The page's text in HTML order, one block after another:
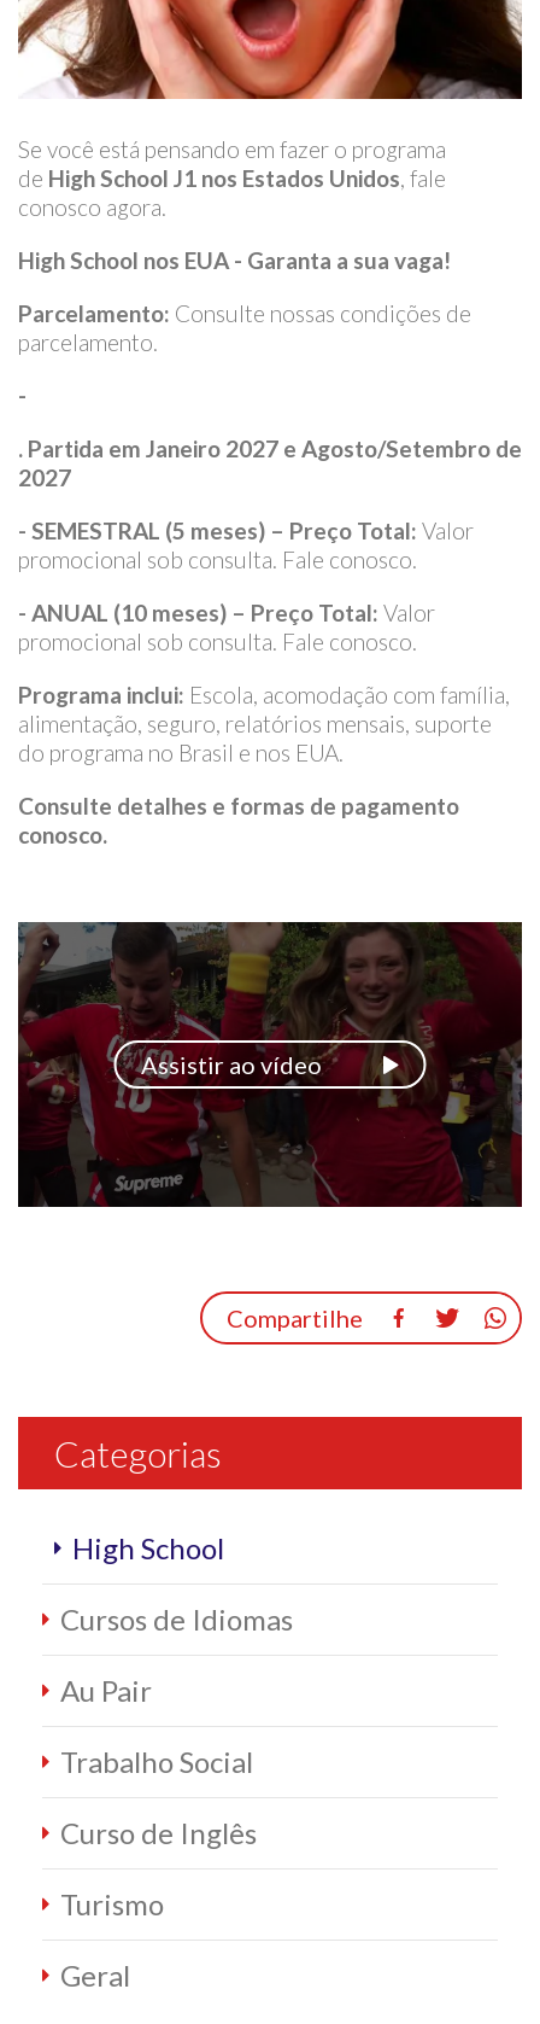
Se você está pensando em fazer o programa
de High School J1 nos Estados Unidos, fale
conosco agora.
High School nos EUA - Garanta a sua vaga!
Parcelamento: Consulte nossas condições de
parcelamento.
-
. Partida em Janeiro 2027 e Agosto/Setembro de
2027
- SEMESTRAL (5 meses) – Preço Total: Valor
promocional sob consulta. Fale conosco.
- ANUAL (10 meses) – Preço Total: Valor
promocional sob consulta. Fale conosco.
Programa inclui: Escola, acomodação com família,
alimentação, seguro, relatórios mensais, suporte
do programa no Brasil e nos EUA.
Consulte detalhes e formas de pagamento
conosco.
Assistir ao vídeo
Compartilhe
Categorias
High School
Cursos de Idiomas
Au Pair
Trabalho Social
Curso de Inglês
Turismo
Geral